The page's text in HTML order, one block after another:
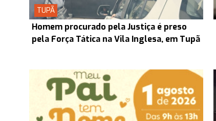
TUPÃ
Homem procurado pela Justiça é preso
pela Força Tática na Vila Inglesa, em Tupã